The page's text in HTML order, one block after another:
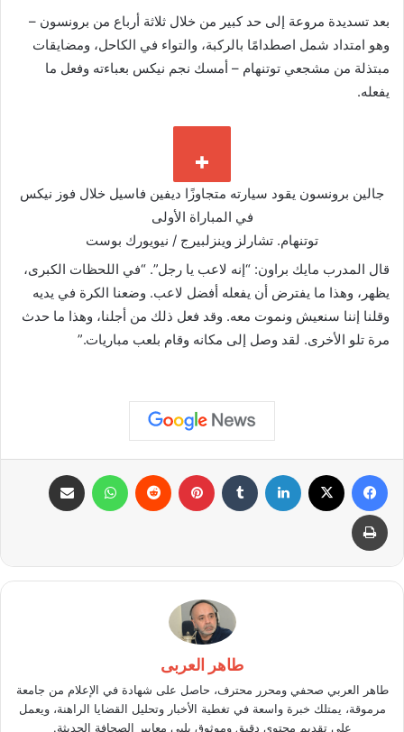
بعد تسديدة مروعة إلى حد كبير من خلال ثلاثة أرباع من برونسون –
وهو امتداد شمل اصطدامًا بالركبة، والتواء في الكاحل، ومضايقات
مبتذلة من مشجعي توتنهام – أمسك نجم نيكس بعباءته وفعل ما
يفعله.
جالين برونسون يقود سيارته متجاوزًا ديفين فاسيل خلال فوز نيكس
في المباراة الأولى
توتنهام. تشارلز وينزلبيرج / نيويورك بوست
قال المدرب مايك براون: “إنه لاعب يا رجل”. “في اللحظات الكبرى،
يظهر، وهذا ما يفترض أن يفعله أفضل لاعب. وضعنا الكرة في يديه
وقلنا إننا سنعيش ونموت معه. وقد فعل ذلك من أجلنا، وهذا ما حدث
مرة تلو الأخرى. لقد وصل إلى مكانه وقام بلعب مباريات.”
فيسبوك لينكدإن بينتيريست واتساب
طباعة
طاهر العربى
طاهر العربي صحفي ومحرر محترف، حاصل على شهادة في الإعلام من جامعة
مرموقة، يمتلك خبرة واسعة في تغطية الأخبار وتحليل القضايا الراهنة، ويعمل
على تقديم محتوى دقيق وموثوق يلبي معايير الصحافة الحديثة.